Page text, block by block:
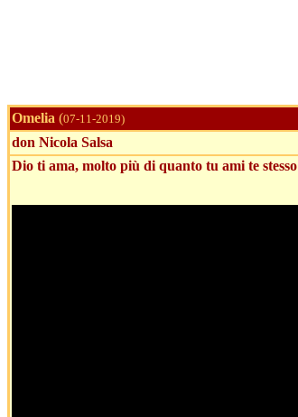
Omelia (07-11-2019)
don Nicola Salsa
Dio ti ama, molto più di quanto tu ami te stesso